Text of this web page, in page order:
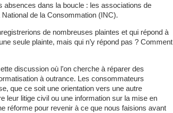
absences dans la boucle : les associations de
de la Consommation (INC).
de nombreuses plaintes et qui répond à
seule plainte, mais qui n’y répond pas ? Comment
discussion où l’on cherche à réparer des
à outrance. Les consommateurs
que ce soit une orientation vers une autre
leur litige civil ou une information sur la mise en
réforme pour revenir à ce que nous faisions avant